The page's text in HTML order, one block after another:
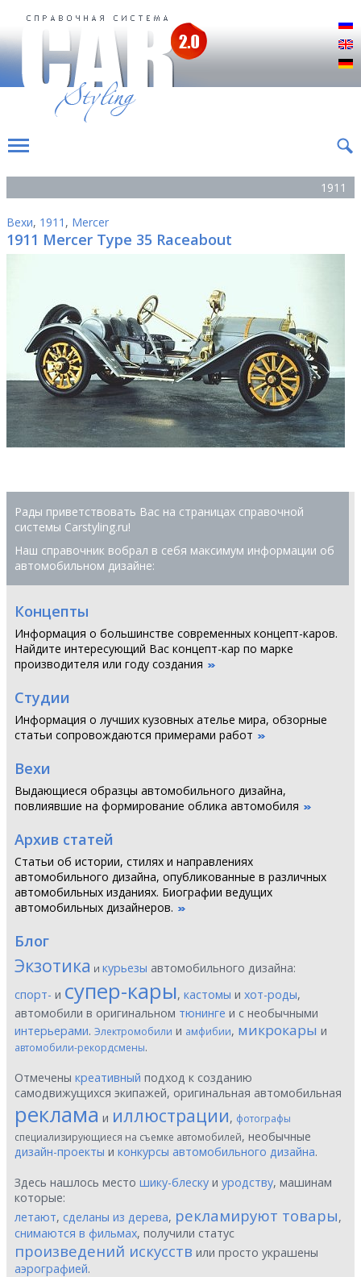
1911
Вехи, 1911 , Mercer
1911 Mercer Type 35 Raceabout
Рады приветствовать Вас на страницах справочной
системы Сarstyling.ru!
Наш справочник вобрал в себя максимум информации об
автомобильном дизайне:
Концепты
Информация о большинстве современных концепт-каров.
Найдите интересующий Вас концепт-кар по марке
производителя или году создания
Студии
Информация о лучших кузовных ателье мира, обзорные
статьи сопровождаются примерами работ
Вехи
Выдающиеся образцы автомобильного дизайна,
повлиявшие на формирование облика автомобиля
Архив статей
Статьи об истории, стилях и направлениях
автомобильного дизайна, опубликованные в различных
автомобильных изданиях. Биографии ведущих
автомобильных дизайнеров.
Блог
Экзотика и курьезы автомобильного дизайна:
спорт- и супер-кары, кастомы и хот-роды,
автомобили в оригинальном тюнинге и с необычными
интерьерами. Электромобили и амфибии, микрокары и
автомобили-рекордсмены.
Отмечены креативный подход к созданию
самодвижущихся экипажей, оригинальная автомобильная
реклама и иллюстрации, фотографы
специализирующиеся на съемке автомобилей, необычные
дизайн-проекты и конкурсы автомобильного дизайна.
Здесь нашлось место шику-блеску и уродству, машинам
которые:
летают, сделаны из дерева, рекламируют товары,
снимаются в фильмах, получили статус
произведений искусств или просто украшены
аэрографией.